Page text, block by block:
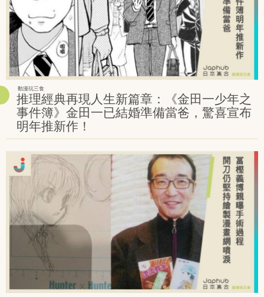
動漫玩三食
推理經典再現人生新篇章：《金田一少年之
事件簿》金田一已結婚準備當爸，驚喜宣布
明年推新作！